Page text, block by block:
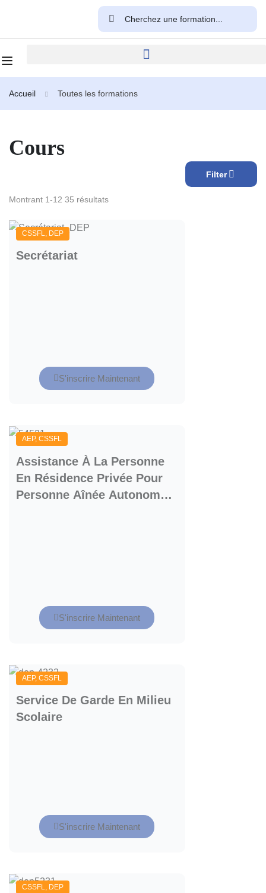
Accueil Toutes les formations
Cours
Filter
Montrant 1-12 35 résultats
CSSFL, DEP
Secrétariat
S'inscrire Maintenant
AEP, CSSFL
Assistance À La Personne
En Résidence Privée Pour
Personne Aînée Autonome
S'inscrire Maintenant
AEP, CSSFL
Service De Garde En Milieu
Scolaire
S'inscrire Maintenant
CSSFL DEP